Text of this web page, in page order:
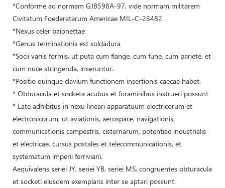
*Conforme ad normam GJB598A-97, vide normam militarem
Civitatum Foederatarum Americae MIL-C-26482
*Nexus celer baionettae
*Genus terminationis est soldadura
*Socii variis formis, ut puta cum flange, cum fune, cum pariete, et
cum nuce stringenda, inseruntur.
*Positio quinque clavium functionem insertionis caecae habet.
* Obturacula et socketa acubus et foraminibus instrueri possunt
* Late adhibitus in nexu lineari apparatuum electricorum et
electronicorum, ut aviationis, aerospace, navigationis,
communicationis campestris, cisternarum, potentiae industrialis
et electricae, cursus postales et telecommunicationis, et
systematum imperii ferriviarii.
Aequivalens seriei JY, seriei YB, seriei MS, congruentes obturacula
et socketi eiusdem exemplaris inter se aptari possunt.